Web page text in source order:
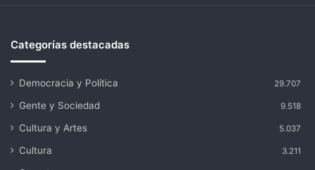
Categorías destacadas
Democracia y Política 29.707
Gente y Sociedad 9.518
Cultura y Artes 5.037
Cultura 3.211